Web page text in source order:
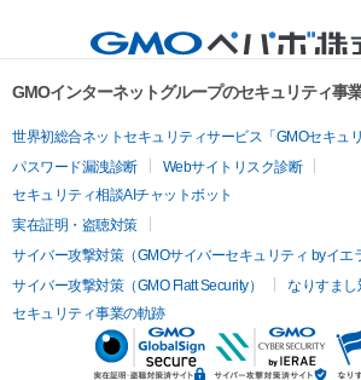
GMOインターネットグループのセキュリティ事
世界初総合ネットセキュリティサービス「GMOセキュリ
パスワード漏洩診断
Webサイトリスク診断
セキュリティ相談AIチャットボット
実在証明・盗聴対策
サイバー攻撃対策（GMOサイバーセキュリティ byイエ
サイバー攻撃対策（GMO Flatt Security）
なりすまし
セキュリティ事業の軌跡